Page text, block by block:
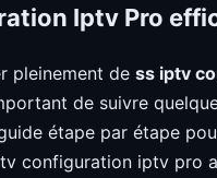
Iptv Pro
pleinement de ss iptv
de suivre
étape par étape
configuration iptv pro